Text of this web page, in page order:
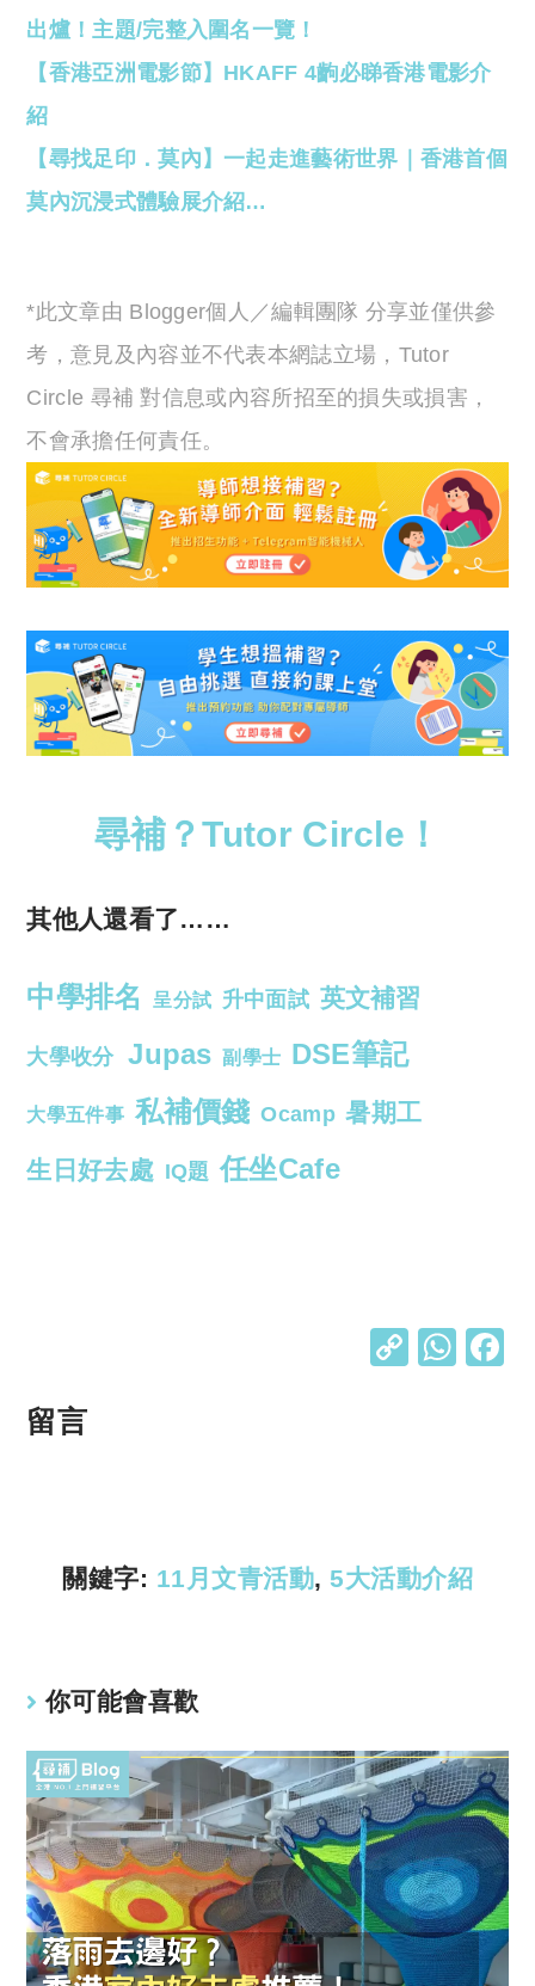
出爐！主題/完整入圍名一覽！
【香港亞洲電影節】HKAFF 4齣必睇香港電影介
紹
【尋找足印．莫內】一起走進藝術世界｜香港首個
莫內沉浸式體驗展介紹…
*此文章由 Blogger個人／編輯團隊 分享並僅供參
考，意見及內容並不代表本網誌立場，Tutor
Circle 尋補 對信息或內容所招至的損失或損害，
不會承擔任何責任。
尋補？Tutor Circle！
其他人還看了……
中學排名 呈分試 升中面試 英文補習
大學收分 Jupas 副學士 DSE筆記
大學五件事 私補價錢 Ocamp 暑期工
生日好去處 IQ題 任坐Cafe
C
k
W
p
留言
關鍵字: 11月文青活動, 5大活動介紹
你可能會喜歡